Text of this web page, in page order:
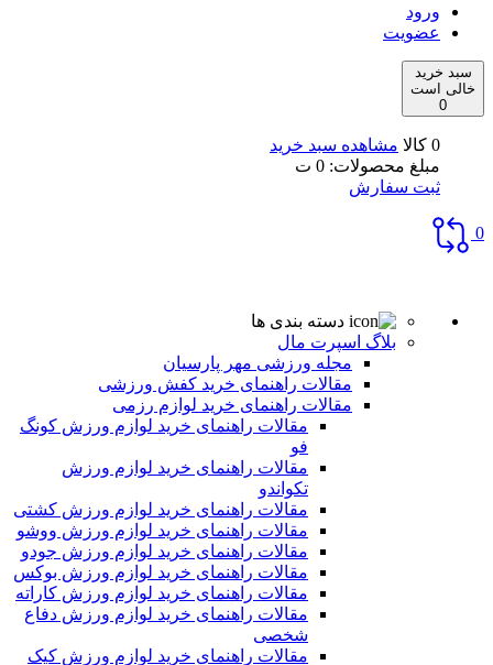
ورود
عضویت
سبد خرید
خالی است
0
0 کالا
مشاهده سبد خرید
مبلغ محصولات: 0 ت
ثبت سفارش
0
دسته بندی ها
بلاگ اسپرت مال
مجله ورزشی مهر پارسیان
مقالات راهنمای خرید کفش ورزشی
مقالات راهنمای خرید لوازم رزمی
مقالات راهنمای خرید لوازم ورزش کونگ
فو
مقالات راهنمای خرید لوازم ورزش
تکواندو
مقالات راهنمای خرید لوازم ورزش کشتی
مقالات راهنمای خرید لوازم ورزش ووشو
مقالات راهنمای خرید لوازم ورزش جودو
مقالات راهنمای خرید لوازم ورزش بوکس
مقالات راهنمای خرید لوازم ورزش کاراته
مقالات راهنمای خرید لوازم ورزش دفاع
شخصی
مقالات راهنمای خرید لوازم ورزش کیک